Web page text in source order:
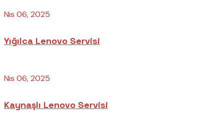
Nis 06, 2025
Yığılca Lenovo Servisi
Nis 06, 2025
Kaynaşlı Lenovo Servisi